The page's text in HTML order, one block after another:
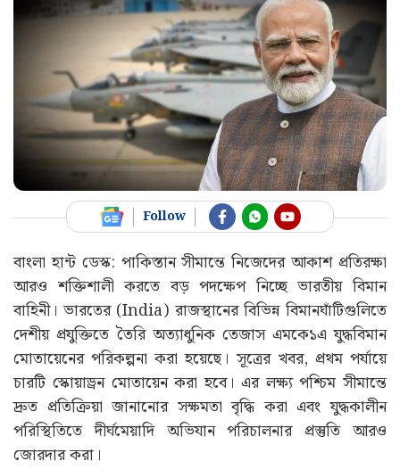
Follow
বাংলা হান্ট ডেস্ক: পাকিস্তান সীমান্তে নিজেদের আকাশ প্রতিরক্ষা
আরও শক্তিশালী করতে বড় পদক্ষেপ নিচ্ছে ভারতীয় বিমান
বাহিনী। ভারতের (India) রাজস্থানের বিভিন্ন বিমানঘাঁটিগুলিতে
দেশীয় প্রযুক্তিতে তৈরি অত্যাধুনিক তেজাস এমকে১এ যুদ্ধবিমান
মোতায়েনের পরিকল্পনা করা হয়েছে। সূত্রের খবর, প্রথম পর্যায়ে
চারটি স্কোয়াড্রন মোতায়েন করা হবে। এর লক্ষ্য পশ্চিম সীমান্তে
দ্রুত প্রতিক্রিয়া জানানোর সক্ষমতা বৃদ্ধি করা এবং যুদ্ধকালীন
পরিস্থিতিতে দীর্ঘমেয়াদি অভিযান পরিচালনার প্রস্তুতি আরও
জোরদার করা।